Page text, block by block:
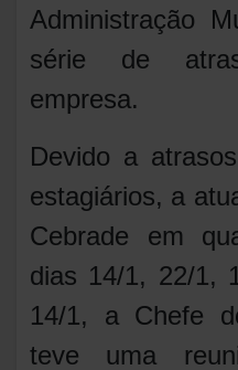
Administração
série de
empresa.
Devido a
estagiários, a
Cebrade em
dias 14/1, 22/1,
14/1, a Chefe
teve uma